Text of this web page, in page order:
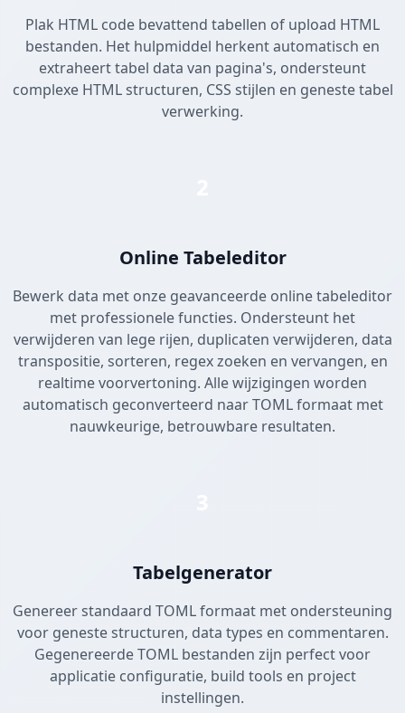
Plak HTML code bevattend tabellen of upload HTML
bestanden. Het hulpmiddel herkent automatisch en
extraheert tabel data van pagina's, ondersteunt
complexe HTML structuren, CSS stijlen en geneste tabel
verwerking.
Online Tabeleditor
Bewerk data met onze geavanceerde online tabeleditor
met professionele functies. Ondersteunt het
verwijderen van lege rijen, duplicaten verwijderen, data
transpositie, sorteren, regex zoeken en vervangen, en
realtime voorvertoning. Alle wijzigingen worden
automatisch geconverteerd naar TOML formaat met
nauwkeurige, betrouwbare resultaten.
Tabelgenerator
Genereer standaard TOML formaat met ondersteuning
voor geneste structuren, data types en commentaren.
Gegenereerde TOML bestanden zijn perfect voor
applicatie configuratie, build tools en project
instellingen.